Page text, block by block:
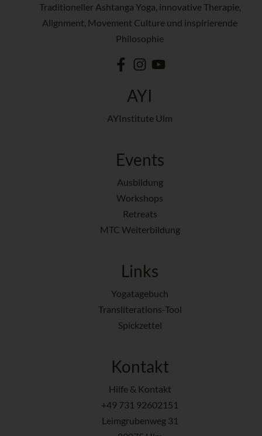
Traditioneller Ashtanga Yoga, innovative Therapie,
Alignment, Movement Culture und inspirierende
Philosophie
AYI
AYInstitute Ulm
Events
Ausbildung
Workshops
Retreats
MTC Weiterbildung
Links
Yogatagebuch
Transliterations-Tool
Spickzettel
Kontakt
Hilfe & Kontakt
+49 731 92602151
Leimgrubenweg 31